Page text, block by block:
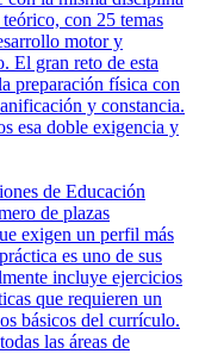
con 25 temas
motor y
El gran reto de esta
preparación física con
y constancia.
esa doble exigencia y
de Educación
de plazas
exigen un perfil más
es uno de sus
incluye ejercicios
que requieren un
básicos del currículo.
las áreas de